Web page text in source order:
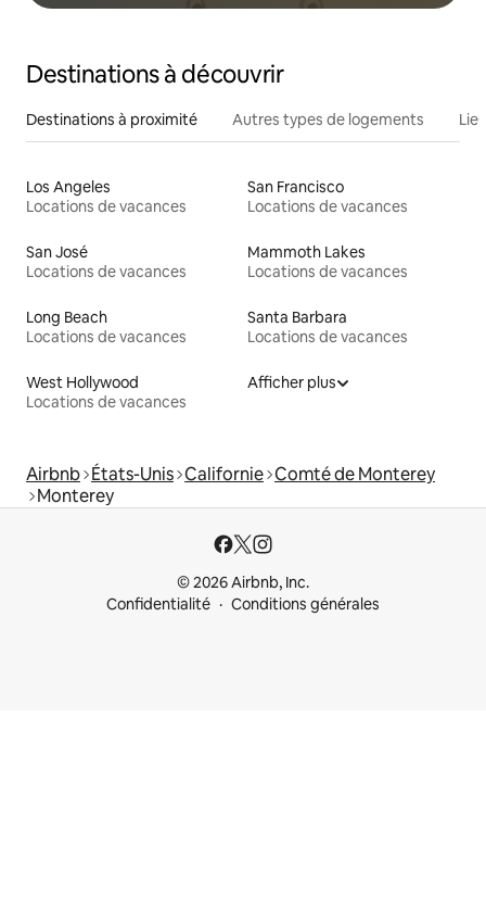
Destinations à découvrir
Destinations à proximité Autres types de logements
Los Angeles
Locations de vacances
San Francisco
Locations de vacances
San José
Locations de vacances
Mammoth Lakes
Locations de vacances
Long Beach
Locations de vacances
Santa Barbara
Locations de vacances
West Hollywood
Locations de vacances
Afficher plus
Airbnb États-Unis Californie Comté de Monterey
Monterey
© 2026 Airbnb, Inc.
Confidentialité
Conditions générales